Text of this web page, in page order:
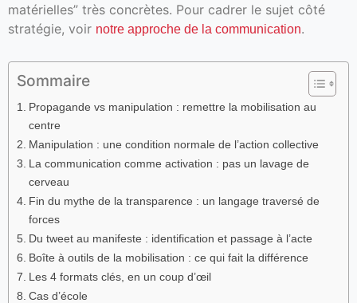
matérielles” très concrètes. Pour cadrer le sujet côté
stratégie, voir notre approche de la communication.
Sommaire
Propagande vs manipulation : remettre la mobilisation au
centre
Manipulation : une condition normale de l’action collective
La communication comme activation : pas un lavage de
cerveau
Fin du mythe de la transparence : un langage traversé de
forces
Du tweet au manifeste : identification et passage à l’acte
Boîte à outils de la mobilisation : ce qui fait la différence
Les 4 formats clés, en un coup d’œil
Cas d’école